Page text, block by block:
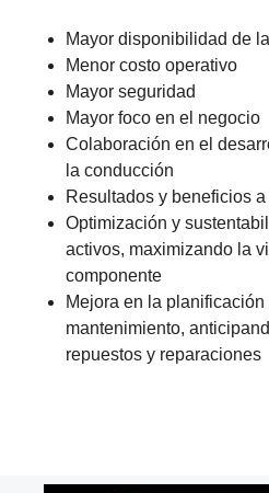
Mayor disponibilidad de
Menor costo operativo
Mayor seguridad
Mayor foco en el negocio
Colaboración en el
la conducción
Resultados y beneficios
Optimización y
activos, maximizando la
componente
Mejora en la
mantenimiento,
repuestos y reparaciones